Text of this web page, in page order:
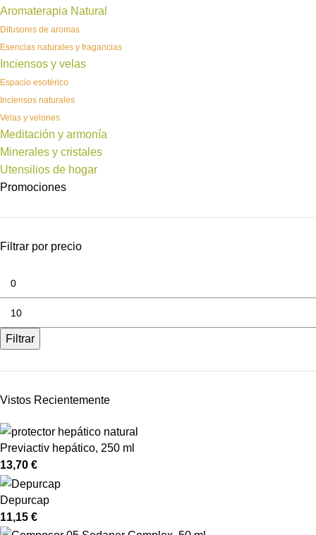
Aromaterapia Natural
Difusores de aromas
Esencias naturales y fragancias
Inciensos y velas
Espacio esotérico
Inciensos naturales
Velas y velones
Meditación y armonía
Minerales y cristales
Utensilios de hogar
Promociones
Filtrar por precio
Filtrar
Vistos Recientemente
Previactiv hepático, 250 ml
13,70 €
Depurcap
11,15 €